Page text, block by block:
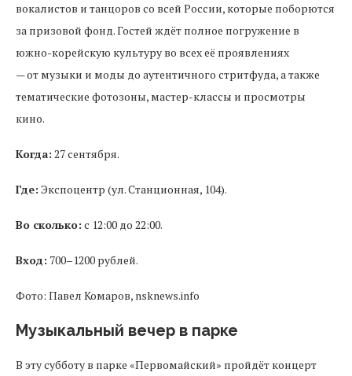
вокалистов и танцоров со всей России, которые поборются
за призовой фонд. Гостей ждёт полное погружение в
южно-корейскую культуру во всех её проявлениях
— от музыки и моды до аутентичного стритфуда, а также
тематические фотозоны, мастер-классы и просмотры
кино.
Когда: 27 сентября.
Где: Экспоцентр (ул. Станционная, 104).
Во сколько: с 12:00 до 22:00.
Вход: 700–1200 рублей.
Фото: Павел Комаров, nsknews.info
Музыкальный вечер в парке
В эту субботу в парке «Первомайский» пройдёт концерт